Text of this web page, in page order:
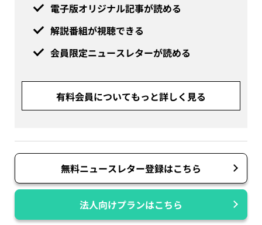
電子版オリジナル記事が読める
解説番組が視聴できる
会員限定ニュースレターが読める
有料会員についてもっと詳しく見る
無料ニュースレター登録はこちら
法人向けプランはこちら